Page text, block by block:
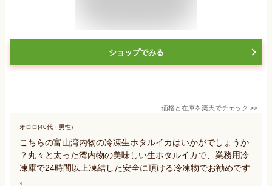
ショップでみる
価格と在庫を楽天でチェック >>
オロロ(40代・男性)
こちらの富山湾内物の冷凍生ホタルイカはいかがでしょうか
？丸々と太った湾内物の美味しい生ホタルイカで、業務用冷
凍庫で24時間以上凍結した安全に頂ける冷凍物でお勧めです
。